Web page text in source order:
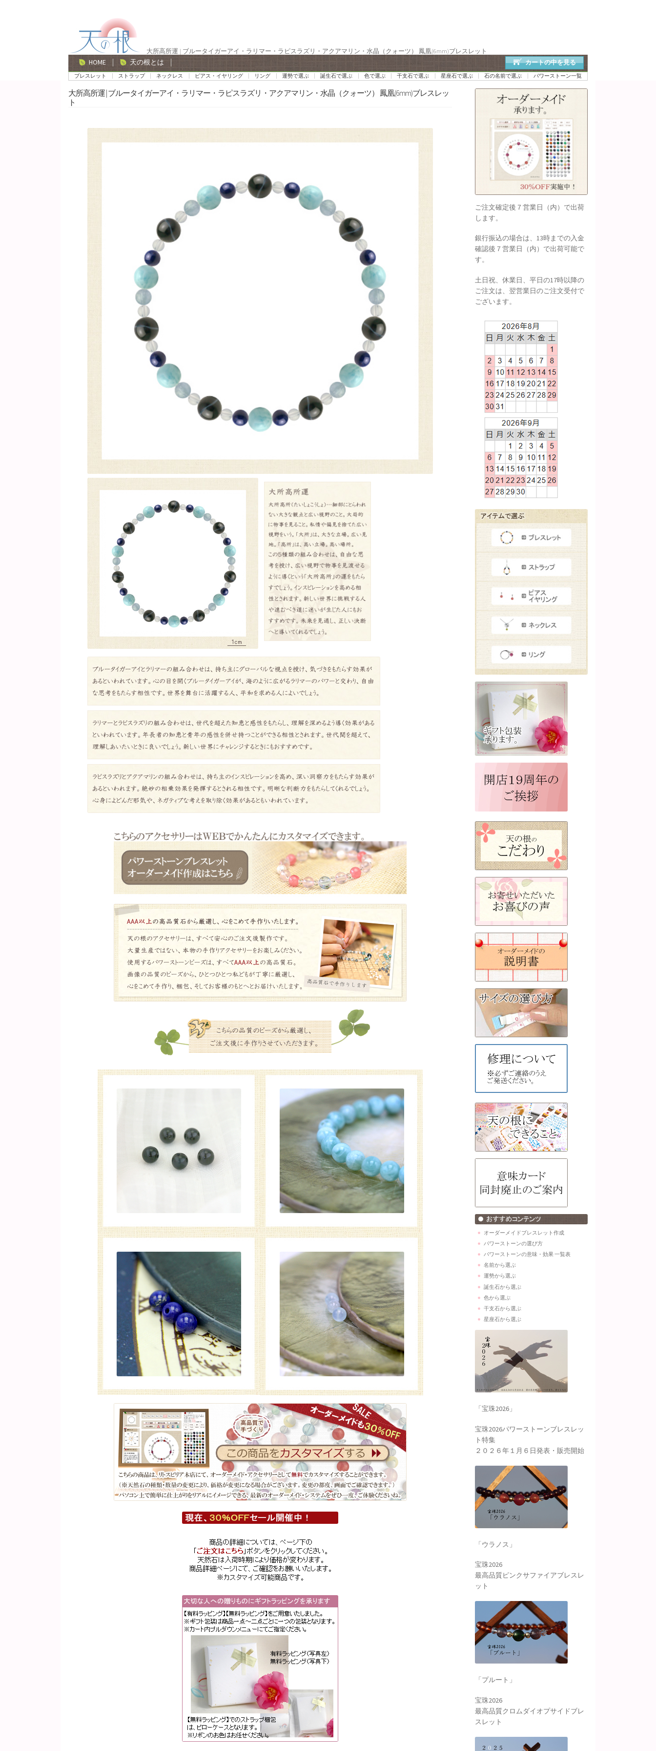
ー
シ
ョ
ン
へ
ン
ツ
へ
ス
キ
大所高所運 | ブルータイガーアイ・ラリマー・ラピスラズリ・アクアマリン・水晶（クォーツ） 鳳凰(6mm)ブレスレット
HOME 天の根とは カートの中を見る
ブレスレット ストラップ ネックレス ピアス・イヤリング リング 運勢で選ぶ 誕生石で選ぶ 色で選ぶ 干支石で選ぶ 星座石で選ぶ 石の名前で選ぶ パワーストーン一覧
大所高所運 | ブルータイガーアイ・ラリマー・ラピスラズリ・アクアマリン・水晶（クォーツ） 鳳凰(6mm)ブレスレッ
ト
ご注文確定後７営業日（内）で出荷
します。
銀行振込の場合は、13時までの入金
確認後７営業日（内）で出荷可能で
す。
土日祝、休業日、平日の17時以降の
ご注文は、翌営業日のご注文受付で
ございます。
オーダーメイドブレスレット作成
パワーストーンの選び方
パワーストーンの意味・効果 一覧表
名前から選ぶ
運勢から選ぶ
誕生石から選ぶ
色から選ぶ
干支石から選ぶ
星座石から選ぶ
「宝珠2026」
宝珠2026パワーストーンブレスレッ
ト特集
２０２６年１月６日発表・販売開始
「ウラノス」
宝珠2026
最高品質ピンクサファイアブレスレ
ット
「プルート」
宝珠2026
最高品質クロムダイオプサイドブレ
スレット